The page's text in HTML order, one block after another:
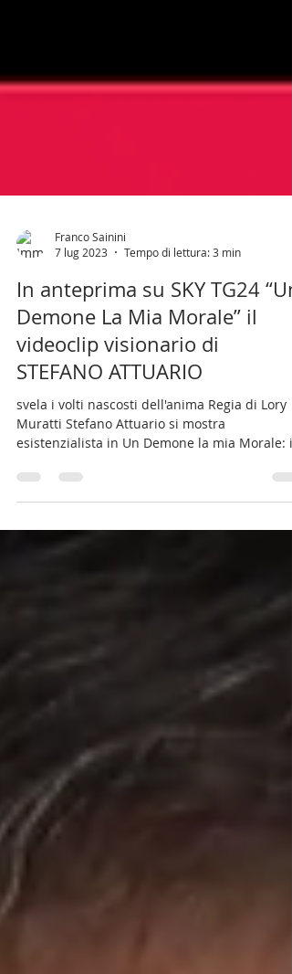
7 lug 2023
Tempo di lettura: 3 min
In anteprima su SKY TG24 “Un
Demone La Mia Morale” il
videoclip visionario di
STEFANO ATTUARIO
svela i volti nascosti dell'anima Regia di Lory
esistenzialista in Un Demone la mia Morale: il
video...